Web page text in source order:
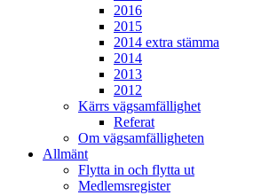
2016
2015
2014 extra stämma
2014
2013
2012
Kärrs vägsamfällighet
Referat
Om vägsamfälligheten
Allmänt
Flytta in och flytta ut
Medlemsregister